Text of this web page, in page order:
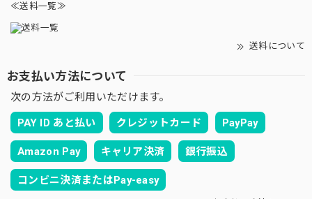
≪送料一覧≫
送料について
お支払い方法について
次の方法がご利用いただけます。
PAY ID あと払い クレジットカード PayPay
Amazon Pay キャリア決済 銀行振込
コンビニ決済またはPay-easy